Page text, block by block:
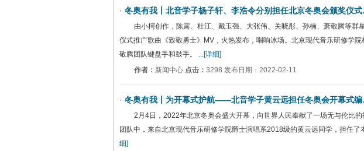
· 冬奥有我丨北音学子杨子轩、李浩令分别担任北京冬奥会颁奖仪
由小柯创作，陈露、杜江、戴玉强、大张伟、关晓彤、孙楠、萧敬腾等群
仪式推广歌曲《致敬勇士》MV，火热发布，唱响冰场。北京现代音乐研修学
敬腾团队键盘手和鼓手。
...[详细]
作者： 新闻中心 点击： 3298 发布日期：2022-02-11
· 冬奥有我丨为开幕式护航——北音学子黄云远担任冬奥会开幕式
2月4日，2022年北京冬奥会盛大开幕，向世界人民奉献了一场无与伦比
团队中，来自北京现代音乐研修学院爵士演唱系2018级的黄云远同学，担任了
细]